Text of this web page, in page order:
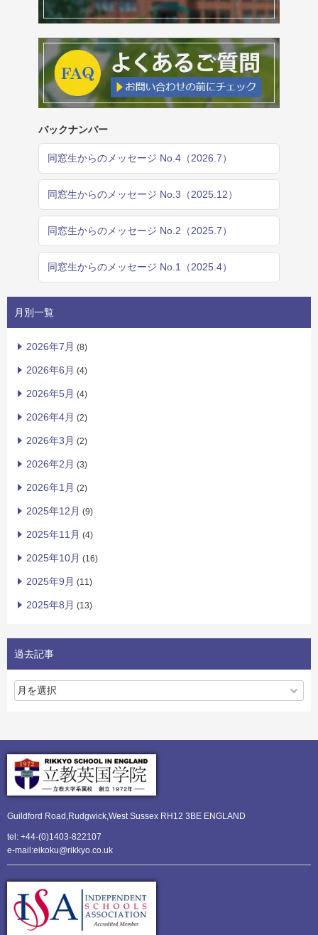
バックナンバー
同窓生からのメッセージ No.4（2026.7）
同窓生からのメッセージ No.3（2025.12）
同窓生からのメッセージ No.2（2025.7）
同窓生からのメッセージ No.1（2025.4）
月別一覧
2026年7月 (8)
2026年6月 (4)
2026年5月 (4)
2026年4月 (2)
2026年3月 (2)
2026年2月 (3)
2026年1月 (2)
2025年12月 (9)
2025年11月 (4)
2025年10月 (16)
2025年9月 (11)
2025年8月 (13)
過去記事
Guildford Road,Rudgwick,West Sussex RH12 3BE ENGLAND
tel: +44-(0)1403-822107
e-mail:eikoku@rikkyo.co.uk